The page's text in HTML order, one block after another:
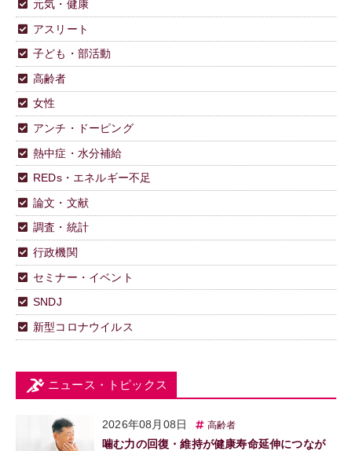
元気・健康
アスリート
子ども・部活動
高齢者
女性
アンチ・ドーピング
熱中症・水分補給
REDs・エネルギー不足
論文・文献
調査・統計
行政機関
セミナー・イベント
SNDJ
新型コロナウイルス
ニュース・トピックス
2026年08月08日 高齢者
噛む力の回復・維持が健康寿命延伸につなが